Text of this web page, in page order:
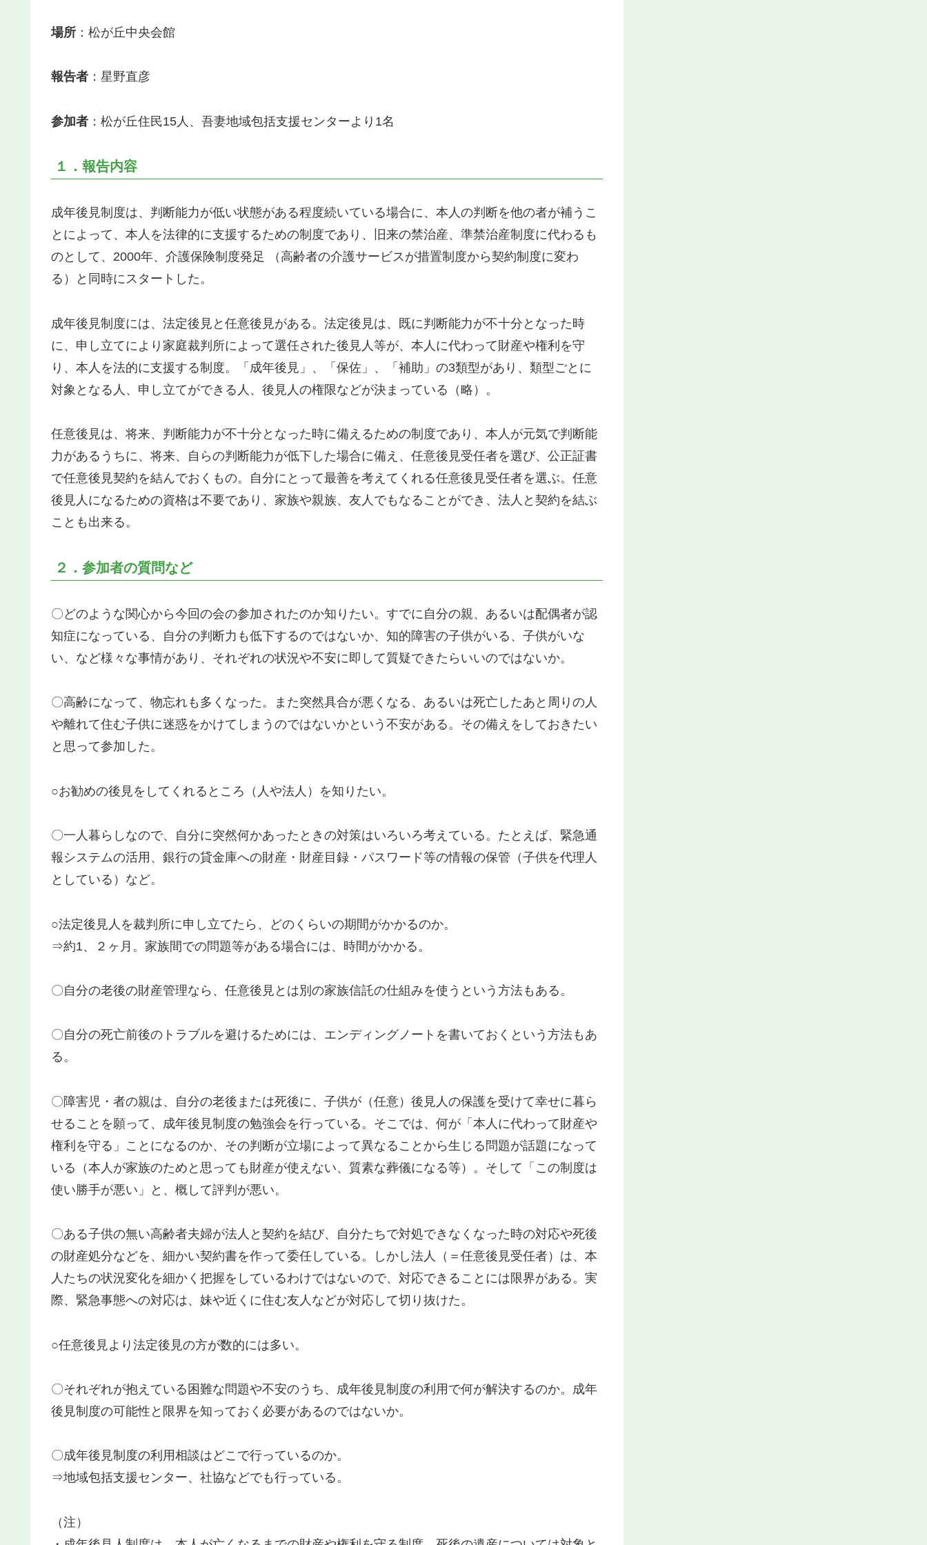
場所 ：松が丘中央会館
報告者 ：星野直彦
参加者 ：松が丘住民15人、吾妻地域包括支援センターより1名
１．報告内容
成年後見制度は、判断能力が低い状態がある程度続いている場合に、本人の判断を他の者が補うこ
とによって、本人を法律的に支援するための制度であり、旧来の禁治産、準禁治産制度に代わるも
のとして、2000年、介護保険制度発足 （高齢者の介護サービスが措置制度から契約制度に変わ
る）と同時にスタートした。
成年後見制度には、法定後見と任意後見がある。法定後見は、既に判断能力が不十分となった時
に、申し立てにより家庭裁判所によって選任された後見人等が、本人に代わって財産や権利を守
り、本人を法的に支援する制度。「成年後見」、「保佐」、「補助」の3類型があり、類型ごとに
対象となる人、申し立てができる人、後見人の権限などが決まっている（略）。
任意後見は、将来、判断能力が不十分となった時に備えるための制度であり、本人が元気で判断能
力があるうちに、将来、自らの判断能力が低下した場合に備え、任意後見受任者を選び、公正証書
で任意後見契約を結んでおくもの。自分にとって最善を考えてくれる任意後見受任者を選ぶ。任意
後見人になるための資格は不要であり、家族や親族、友人でもなることができ、法人と契約を結ぶ
ことも出来る。
２．参加者の質問など
〇どのような関心から今回の会の参加されたのか知りたい。すでに自分の親、あるいは配偶者が認
知症になっている、自分の判断力も低下するのではないか、知的障害の子供がいる、子供がいな
い、など様々な事情があり、それぞれの状況や不安に即して質疑できたらいいのではないか。
〇高齢になって、物忘れも多くなった。また突然具合が悪くなる、あるいは死亡したあと周りの人
や離れて住む子供に迷惑をかけてしまうのではないかという不安がある。その備えをしておきたい
と思って参加した。
○お勧めの後見をしてくれるところ（人や法人）を知りたい。
〇一人暮らしなので、自分に突然何かあったときの対策はいろいろ考えている。たとえば、緊急通
報システムの活用、銀行の貸金庫への財産・財産目録・パスワード等の情報の保管（子供を代理人
としている）など。
○法定後見人を裁判所に申し立てたら、どのくらいの期間がかかるのか。
⇒約1、２ヶ月。家族間での問題等がある場合には、時間がかかる。
〇自分の老後の財産管理なら、任意後見とは別の家族信託の仕組みを使うという方法もある。
〇自分の死亡前後のトラブルを避けるためには、エンディングノートを書いておくという方法もあ
る。
〇障害児・者の親は、自分の老後または死後に、子供が（任意）後見人の保護を受けて幸せに暮ら
せることを願って、成年後見制度の勉強会を行っている。そこでは、何が「本人に代わって財産や
権利を守る」ことになるのか、その判断が立場によって異なることから生じる問題が話題になって
いる（本人が家族のためと思っても財産が使えない、質素な葬儀になる等）。そして「この制度は
使い勝手が悪い」と、概して評判が悪い。
〇ある子供の無い高齢者夫婦が法人と契約を結び、自分たちで対処できなくなった時の対応や死後
の財産処分などを、細かい契約書を作って委任している。しかし法人（＝任意後見受任者）は、本
人たちの状況変化を細かく把握をしているわけではないので、対応できることには限界がある。実
際、緊急事態への対応は、妹や近くに住む友人などが対応して切り抜けた。
○任意後見より法定後見の方が数的には多い。
〇それぞれが抱えている困難な問題や不安のうち、成年後見制度の利用で何が解決するのか。成年
後見制度の可能性と限界を知っておく必要があるのではないか。
〇成年後見制度の利用相談はどこで行っているのか。
⇒地域包括支援センター、社協などでも行っている。
（注）